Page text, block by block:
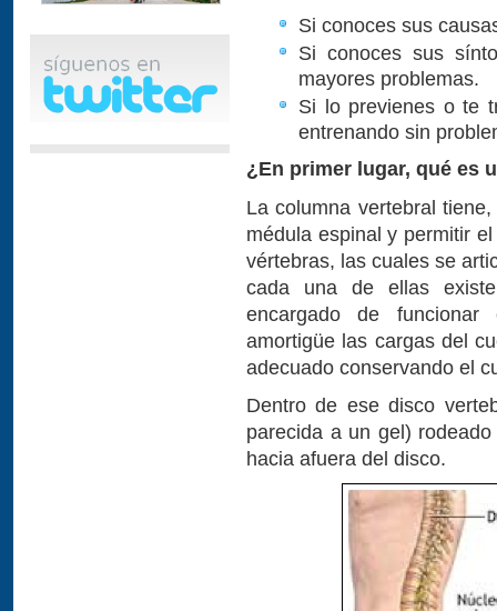
Si conoces sus
Si conoces sus
mayores problemas.
Si lo previenes o te
entrenando sin
¿En primer lugar, qué es
La columna vertebral
médula espinal y permitir
vértebras, las cuales se
cada una de ellas
encargado de
amortigüe las cargas del
adecuado conservando el
Dentro de ese disco
parecida a un gel)
hacia afuera del disco.